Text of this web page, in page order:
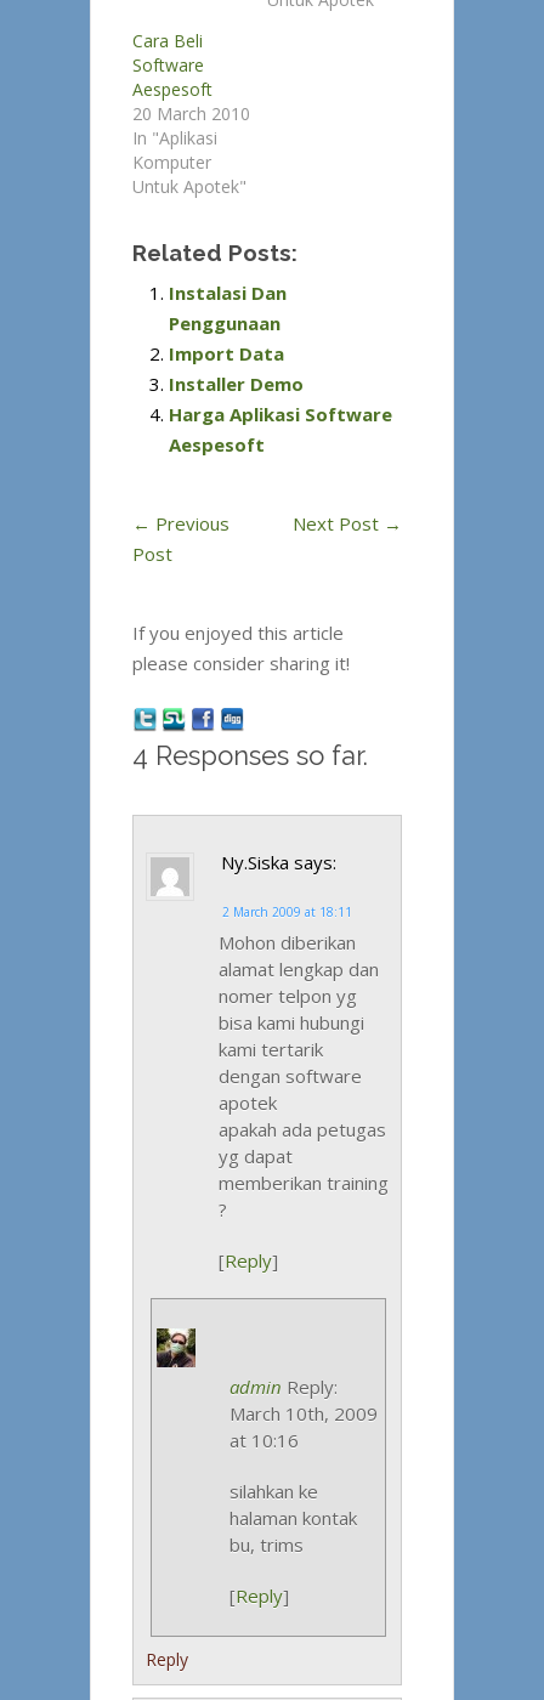
Cara Beli
Software
Aespesoft
20 March 2010
In "Aplikasi
Komputer
Untuk Apotek"
Related Posts:
Instalasi Dan
Penggunaan
Import Data
Installer Demo
Harga Aplikasi Software
Aespesoft
← Previous
Post
Next Post →
If you enjoyed this article
please consider sharing it!
4 Responses so far.
Ny.Siska says:
2 March 2009 at 18:11
Mohon diberikan
alamat lengkap dan
nomer telpon yg
bisa kami hubungi
kami tertarik
dengan software
apotek
apakah ada petugas
yg dapat
memberikan training
?
[Reply]
admin Reply:
March 10th, 2009
at 10:16
silahkan ke
halaman kontak
bu, trims
[Reply]
Reply